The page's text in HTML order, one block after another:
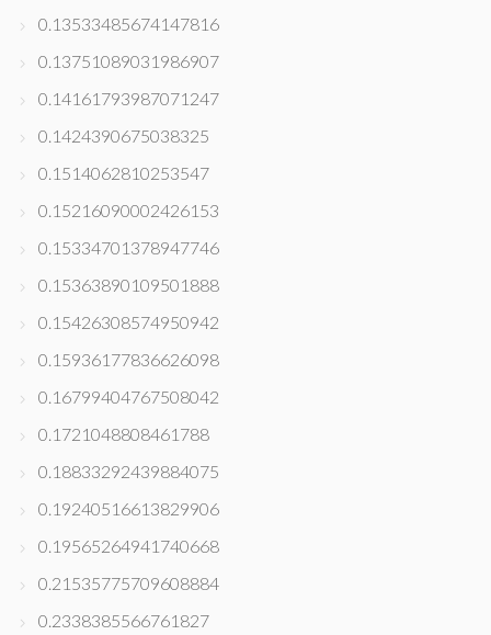
0.13533485674147816
0.13751089031986907
0.14161793987071247
0.1424390675038325
0.1514062810253547
0.15216090002426153
0.15334701378947746
0.15363890109501888
0.15426308574950942
0.15936177836626098
0.16799404767508042
0.1721048808461788
0.18833292439884075
0.19240516613829906
0.19565264941740668
0.21535775709608884
0.2338385566761827